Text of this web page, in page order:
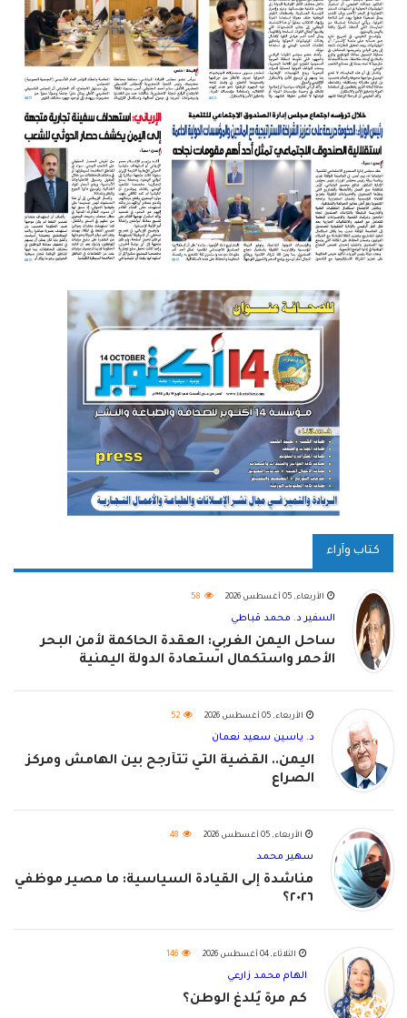
كتاب وآراء
الأربعاء, 05 أغسطس 2026 58
السفير د. محمد قباطي
ساحل اليمن الغربي: العقدة الحاكمة لأمن البحر
الأحمر واستكمال استعادة الدولة اليمنية
الأربعاء, 05 أغسطس 2026 52
د. ياسين سعيد نعمان
اليمن.. القضية التي تتأرجح بين الهامش ومركز
الصراع
الأربعاء, 05 أغسطس 2026 48
سهير محمد
مناشدة إلى القيادة السياسية: ما مصير موظفي
٢٠٢٦؟
الثلاثاء, 04 أغسطس 2026 146
الهام محمد زارعي
كم مرة يُلدغ الوطن؟